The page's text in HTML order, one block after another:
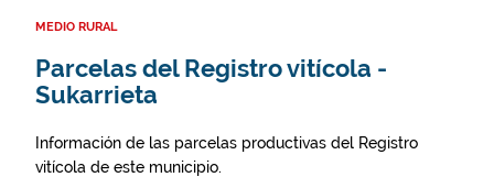
MEDIO RURAL
Parcelas del Registro vitícola -
Sukarrieta
Información de las parcelas productivas del Registro
vitícola de este municipio.